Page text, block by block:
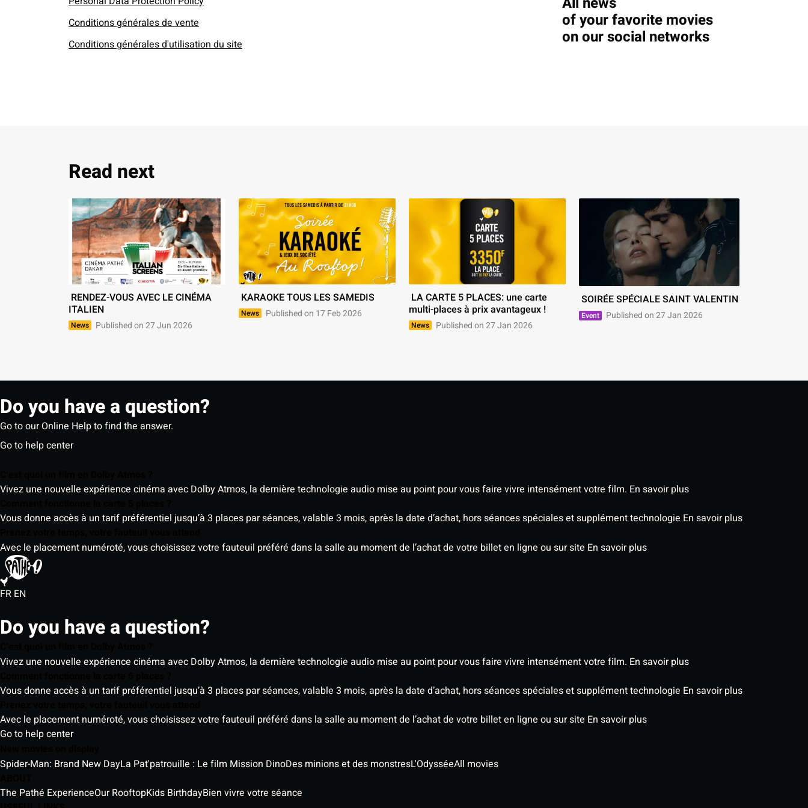
Conditions générales de vente
Conditions générales d'utilisation du site
of your favorite movies
on our social networks
Read next
ITALIEN
News Published on 27 Jun 2026
KARAOKE TOUS LES SAMEDIS
News Published on 17 Feb 2026
multi-places à prix avantageux !
News Published on 27 Jan 2026
Event Published on 27 Jan 2026
Do you have a question?
Go to our Online Help to find the answer.
Go to help center
Vivez une nouvelle expérience cinéma avec Dolby Atmos, la dernière technologie audio mise au point pour vous faire vivre intensément votre film. En savoir plus
Vous donne accès à un tarif préférentiel jusqu’à 3 places par séances, valable 3 mois, après la date d’achat, hors séances spéciales et supplément technologie En savoir plus
Avec le placement numéroté, vous choisissez votre fauteuil préféré dans la salle au moment de l’achat de votre billet en ligne ou sur site En savoir plus
FR EN
Do you have a question?
Vivez une nouvelle expérience cinéma avec Dolby Atmos, la dernière technologie audio mise au point pour vous faire vivre intensément votre film. En savoir plus
Vous donne accès à un tarif préférentiel jusqu’à 3 places par séances, valable 3 mois, après la date d’achat, hors séances spéciales et supplément technologie En savoir plus
Avec le placement numéroté, vous choisissez votre fauteuil préféré dans la salle au moment de l’achat de votre billet en ligne ou sur site En savoir plus
Go to help center
Spider-Man: Brand New DayLa Pat'patrouille : Le film Mission DinoDes minions et des monstresL'OdysséeAll movies
The Pathé ExperienceOur RooftopKids BirthdayBien vivre votre séance